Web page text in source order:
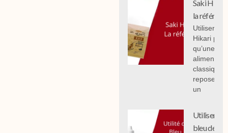
Saki
la
Utiliser
Hikari
qu’une
classique
repose sur
un
Utiliser le
bleu de